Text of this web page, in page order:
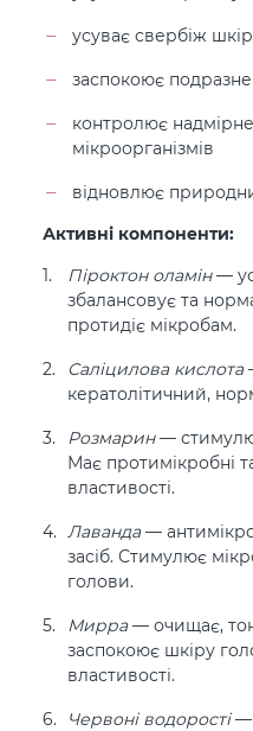
усуває свербіж
заспокоює
контролює
мікроорганізмів
відновлює
Активні компоненти:
Піроктон оламін—
збалансовує та
протидіє мікробам.
Саліцилова кислота
кератолітичний,
Розмарин—
Має протимікробні
властивості.
Лаванда—
засіб. Стимулює
голови.
Мирра— очищає,
заспокоює шкіру
властивості.
Червоні водорості—